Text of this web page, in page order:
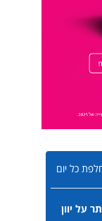
כל יום
על יוון